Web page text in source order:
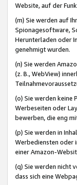
Website, auf der
(m) Sie werden auf
Spionagesoftware,
Herunterladen oder
genehmigt wurden.
(n) Sie werden
(z. B., WebView)
(o) Sie werden keine
Werbeseiten oder
bewerben, die eng
(p) Sie werden in
Werbediensten oder
einer Amazon-
(q) Sie werden nicht
dass sich eine